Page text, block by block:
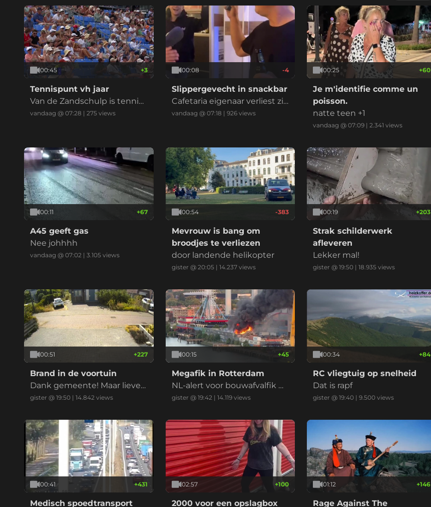
00:45 +3
Tennispunt vh jaar
Van de Zandschulp is tennis
keepert
vandaag @ 07:28 | 275 views
00:08 -4
Slippergevecht in snackbar
Cafetaria eigenaar verliest zij
n bril
vandaag @ 07:18 | 926views
00:25 +60
Je m'identifie comme un
poisson.
natte teen +1
vandaag @ 07:09 |2.341 views
00:11 +67
A45 geeft gas
Nee johhhh
vandaag @ 07:02 | 3.105 views
00:54 -383
Mevrouw is bang om
broodjes te verliezen
door landende helikopter
gister @ 20:05| 14.237views
00:19 +203
Strak schilderwerk
afleveren
Lekker mal!
gister @ 19:50 |18.935 views
00:51 +227
Brand in de voortuin
Dank gemeente! Maar liever
niet nu met de droogte
gister @ 19:50 | 14.842 views
00:15 +45
Megafik in Rotterdam
NL-alert voor bouwafvalfik m
et zwarte reauk bij recycling
gister @ 19:42 | 14.119views
00:34 +84
RC vliegtuig op snelheid
Dat is rapf
gister @ 19:40 |9.500 views
00:41 +431
Medisch spoedtransport
02:57 +100
2000 voor een opslagbox
01:12 +146
Rage Against The